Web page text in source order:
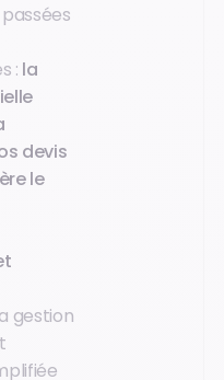
: la
devis
le
gestion